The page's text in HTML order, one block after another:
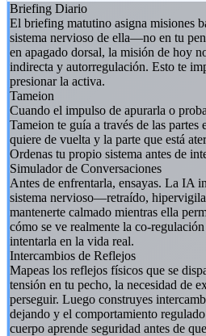
Briefing Diario
El briefing matutino asigna misiones
sistema nervioso de ella—no en tu
en apagado dorsal, la misión de hoy
indirecta y autorregulación. Esto te
presionar la activa.
Tameion
Cuando el impulso de apurarla o
Tameion te guía a través de las
quiere de vuelta y la parte que está
Ordenas tu propio sistema antes de
Simulador de Conversaciones
Antes de enfrentarla, ensayas. La IA
sistema nervioso—retraído,
mantenerte calmado mientras ella
cómo se ve realmente la co-
intentarla en la vida real.
Intercambios de Reflejos
Mapeas los reflejos físicos que se
tensión en tu pecho, la necesidad de
perseguir. Luego construyes
dejando y el comportamiento
cuerpo aprende seguridad antes de